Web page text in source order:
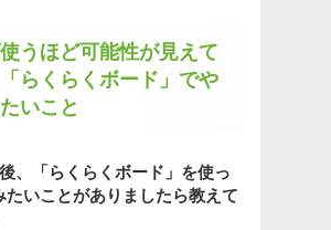
うほど可能性が見えて
らくらくボード」でや
いこと
、「らくらくボード」を使っ
たいことがありましたら教えて